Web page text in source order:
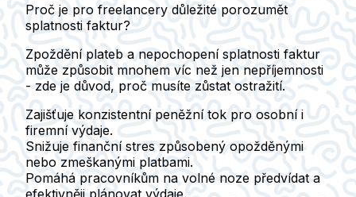
Proč je pro freelancery důležité porozumět
splatnosti faktur?
Zpoždění plateb a nepochopení splatnosti faktur
může způsobit mnohem víc než jen nepříjemnosti
- zde je důvod, proč musíte zůstat ostražití.
Zajišťuje konzistentní peněžní tok pro osobní i
firemní výdaje.
Snižuje finanční stres způsobený opožděnými
nebo zmeškanými platbami.
Pomáhá pracovníkům na volné noze předvídat a
efektivněji plánovat výdaje.